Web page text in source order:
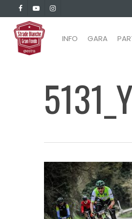
to
main
content
facebookyoutubeinstagram
INFO GARA